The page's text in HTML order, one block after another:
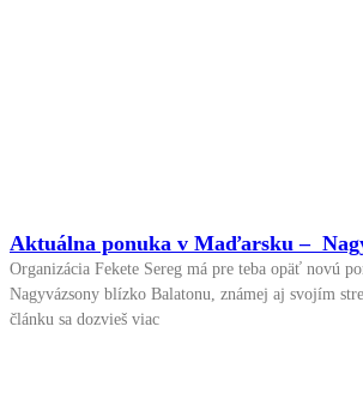
Aktuálna ponuka v Maďarsku –
Organizácia Fekete Sereg má pre teba opäť novú
Nagyvázsony blízko Balatonu, známej aj svojím
článku sa dozvieš viac